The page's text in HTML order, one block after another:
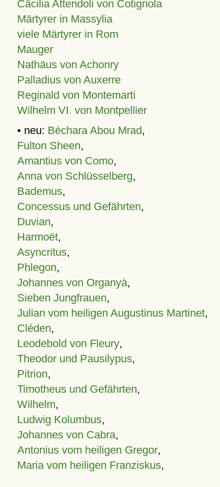
Cäcilia Attendoli von Cotignola
Märtyrer in Massylia
viele Märtyrer in Rom
Mauger
Nathäus von Achonry
Palladius von Auxerre
Reginald von Montemarti
Wilhelm VI. von Montpellier
• neu: Béchara Abou Mrad,
Fulton Sheen,
Amantius von Como,
Anna von Schlüsselberg,
Bademus,
Concessus und Gefährten,
Duvian,
Harmoët,
Asyncritus,
Phlegon,
Johannes von Organyà,
Sieben Jungfrauen,
Julian vom heiligen Augustinus Martinet,
Cléden,
Leodebold von Fleury,
Theodor und Pausilypus,
Pitrion,
Timotheus und Gefährten,
Wilhelm,
Ludwig Kolumbus,
Johannes von Cabra,
Antonius vom heiligen Gregor,
Maria vom heiligen Franziskus,